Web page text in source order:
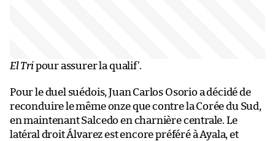
El Tripour assurer la qualif’.
Pour le duel suédois, Juan Carlos Osorio a décidé de
reconduire le même onze que contre la Corée du Sud,
en maintenant Salcedo en charnière centrale. Le
latéral droit Álvarez est encore préféré à Ayala, et